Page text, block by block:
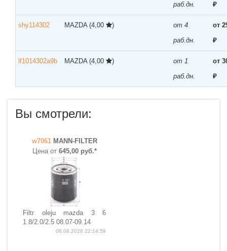
раб.дн.
₽
shy114302 MAZDA (4,00 )
от 4
раб.дн.
от
₽
lf1014302a9b MAZDA (4,00 )
от 1
раб.дн.
от
₽
Вы смотрели:
w7061 MANN-FILTER
Цена от 645,00 руб.*
Filtr oleju mazda 3 6
1.8/2.0/2.5 08.07-09.14
08.08.2026 22:14:59